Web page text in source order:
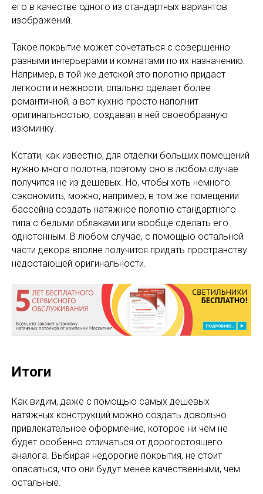
его в качестве одного из стандартных вариантов
изображений.
Такое покрытие может сочетаться с совершенно
разными интерьерами и комнатами по их назначению.
Например, в той же детской это полотно придаст
легкости и нежности, спальню сделает более
романтичной, а вот кухню просто наполнит
оригинальностью, создавая в ней своеобразную
изюминку.
Кстати, как известно, для отделки больших помещений
нужно много полотна, поэтому оно в любом случае
получится не из дешевых. Но, чтобы хоть немного
сэкономить, можно, например, в том же помещении
бассейна создать натяжное полотно стандартного
типа с белыми облаками или вообще сделать его
однотонным. В любом случае, с помощью остальной
части декора вполне получится придать пространству
недостающей оригинальности.
Итоги
Как видим, даже с помощью самых дешевых
натяжных конструкций можно создать довольно
привлекательное оформление, которое ни чем не
будет особенно отличаться от дорогостоящего
аналога. Выбирая недорогие покрытия, не стоит
опасаться, что они будут менее качественными, чем
остальные.